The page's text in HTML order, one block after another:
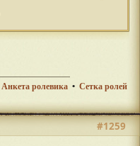
Анкета ролевика • Сетка ролей
#1259